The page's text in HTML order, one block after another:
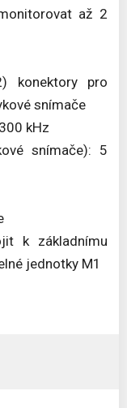
až 2
konektory pro
snímače
kHz
snímače): 5
k základnímu
jednotky M1